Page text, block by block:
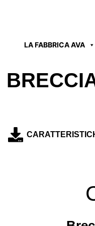
LA FABBRICA AVA